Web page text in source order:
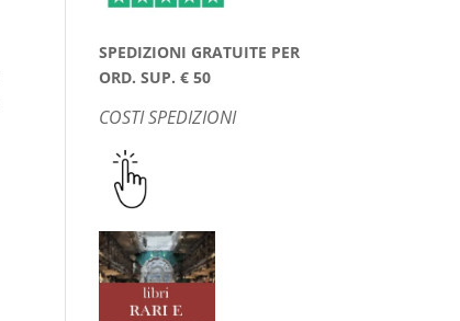
SPEDIZIONI GRATUITE PER
ORD. SUP. € 50
COSTI SPEDIZIONI